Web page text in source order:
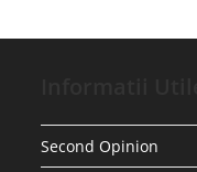
Second Opinion